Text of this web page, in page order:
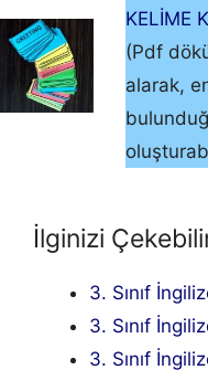
KELİME
(Pdf
alarak,
İlginizi
3. Sınıf
3. Sınıf
3. Sınıf